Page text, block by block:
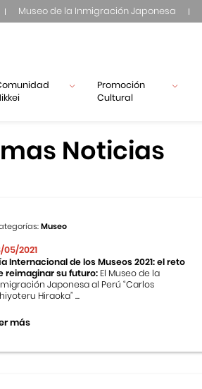
Museo de la Inmigración Japonesa
Promoción
Cultural
Noticias
Museo
05/2021
Internacional de los Museos 2021: el reto
reimaginar su futuro: El Museo de la
Japonesa al Perú “Carlos
Hiraoka” ...
más